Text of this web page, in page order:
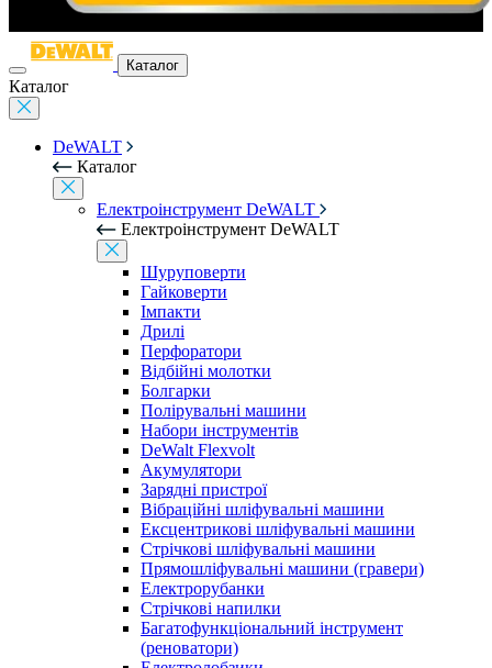
Каталог
Каталог
DeWALT
Каталог
Електроінструмент DeWALT
Електроінструмент DeWALT
Шуруповерти
Гайковерти
Імпакти
Дрилі
Перфоратори
Відбійні молотки
Болгарки
Полірувальні машини
Набори інструментів
DeWalt Flexvolt
Акумулятори
Зарядні пристрої
Вібраційні шліфувальні машини
Ексцентрикові шліфувальні машини
Стрічкові шліфувальні машини
Прямошліфувальні машини (гравери)
Електрорубанки
Стрічкові напилки
Багатофункціональний інструмент
(реноватори)